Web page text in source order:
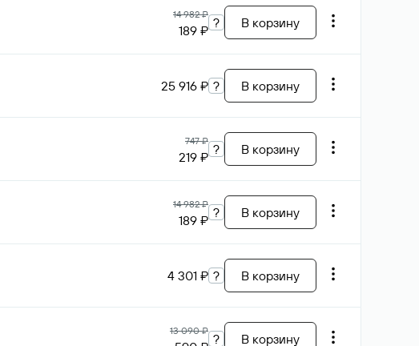
14 982 ₽
189 ₽ ? В корзину
25 916 ₽ ? В корзину
747 ₽
219 ₽ ? В корзину
14 982 ₽
189 ₽ ? В корзину
4 301 ₽ ? В корзину
13 090 ₽
? В корзину